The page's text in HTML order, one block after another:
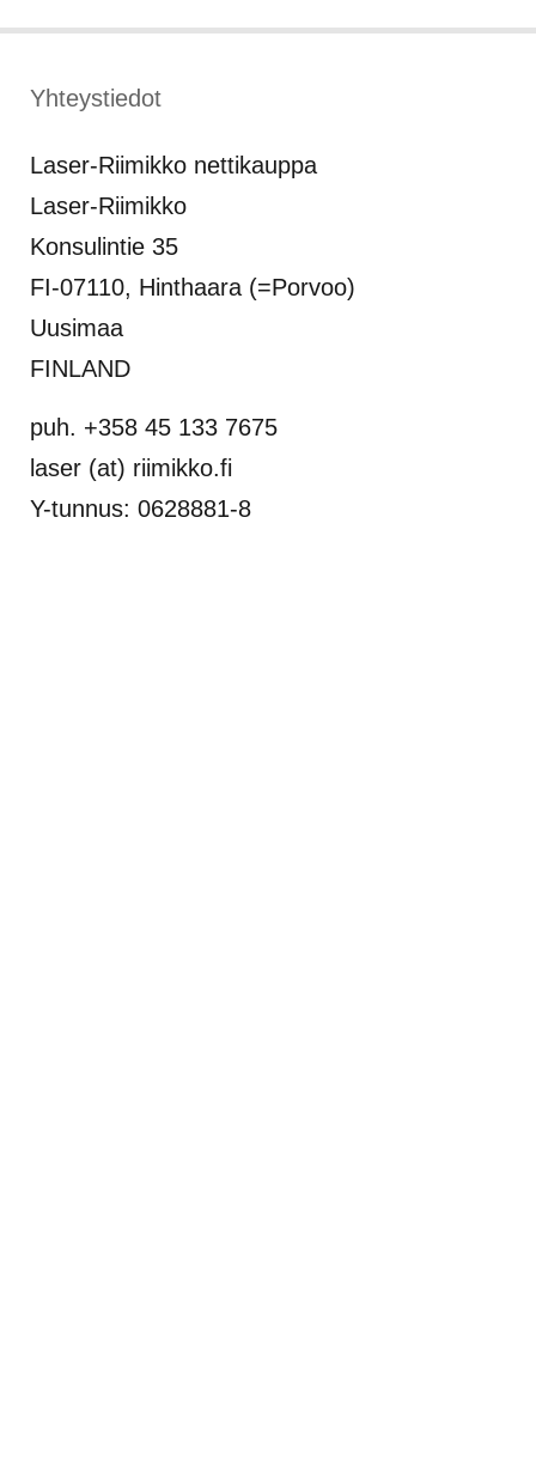
Yhteystiedot
Laser-Riimikko nettikauppa
Laser-Riimikko
Konsulintie 35
FI-07110, Hinthaara (=Porvoo)
Uusimaa
FINLAND
puh. +358 45 133 7675
laser (at) riimikko.fi
Y-tunnus: 0628881-8